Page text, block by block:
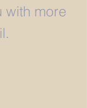
with more